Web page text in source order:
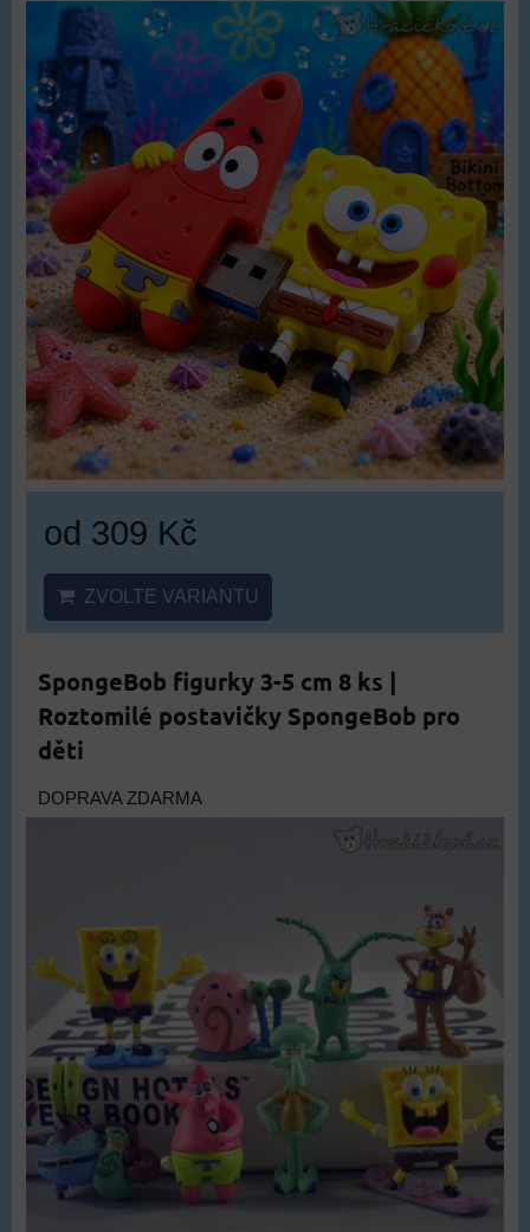
od 309 Kč
ZVOLTE VARIANTU
SpongeBob figurky 3-5 cm 8 ks |
Roztomilé postavičky SpongeBob pro
děti
DOPRAVA ZDARMA